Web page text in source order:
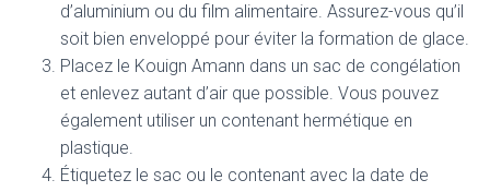
d’aluminium ou du film alimentaire. Assurez-vous qu’il
soit bien enveloppé pour éviter la formation de glace.
Placez le Kouign Amann dans un sac de congélation
et enlevez autant d’air que possible. Vous pouvez
également utiliser un contenant hermétique en
plastique.
Étiquetez le sac ou le contenant avec la date de